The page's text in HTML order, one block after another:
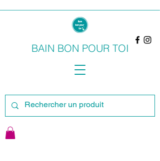
BAIN BON POUR TOI